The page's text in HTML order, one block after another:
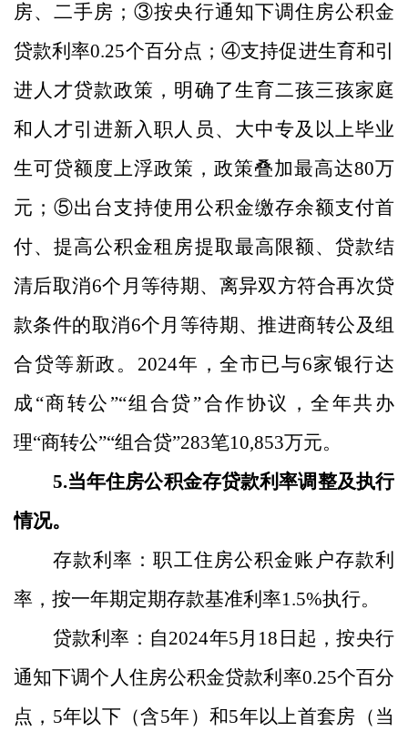
房、二手房；③按央行通知下调住房公积金
贷款利率0.25个百分点；④支持促进生育和引
进人才贷款政策，明确了生育二孩三孩家庭
和人才引进新入职人员、大中专及以上毕业
生可贷额度上浮政策，政策叠加最高达80万
元；⑤出台支持使用公积金缴存余额支付首
付、提高公积金租房提取最高限额、贷款结
清后取消6个月等待期、离异双方符合再次贷
款条件的取消6个月等待期、推进商转公及组
合贷等新政。 2024年，全市已与6家银行达
成“商转公”“组合贷”合作协议，全年共办
理“商转公”“组合贷”283笔10,853万元。
5.当年住房公积金存贷款利率调整及执行
情况。
存款利率：职工住房公积金账户存款利
率，按一年期定期存款基准利率1.5%执行。
贷款利率： 自2024年5月 18 日起，按央行
通知下调个人住房公积金贷款利率0.25个百分
点 ， 5年以下（含5年）和5年以上首套房（当